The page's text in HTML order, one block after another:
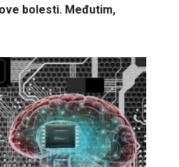
bolesti. Međutim,